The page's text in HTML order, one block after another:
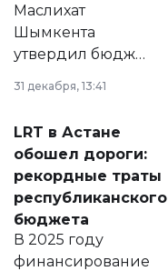
Маслихат
Шымкента
утвердил бюджет
города на 2026–
2028 годы.
документ
появился в базе
нормативных
правовых актов и
на сайте маслихат
города.
31 декабря, 13:41
LRT в Астане
обошел дороги:
рекордные траты
республиканского
бюджета
В 2025 году
финансирование